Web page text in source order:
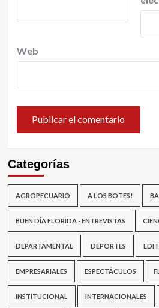
Web
Categorías
AGROPECUARIO A LOS BOTES!
BUEN DÍA FLORIDA - ENTREVISTAS
DEPARTAMENTAL DEPORTES
EMPRESARIALES ESPECTÁCULOS
INSTITUCIONAL INTERNACIONALES